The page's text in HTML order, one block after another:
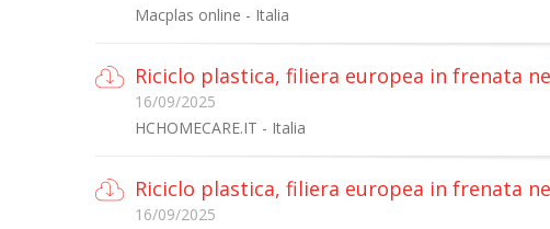
Macplas online - Italia
Riciclo plastica, filiera europea in frenata
16/09/2025
HCHOMECARE.IT - Italia
Riciclo plastica, filiera europea in frenata
16/09/2025